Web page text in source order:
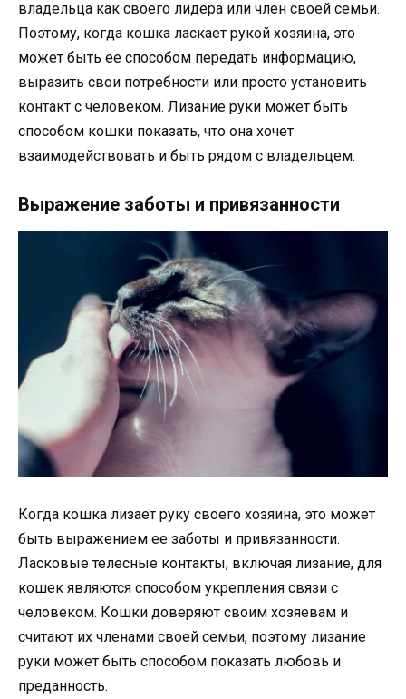
владельца как своего лидера или член своей семьи.
Поэтому, когда кошка ласкает рукой хозяина, это
может быть ее способом передать информацию,
выразить свои потребности или просто установить
контакт с человеком. Лизание руки может быть
способом кошки показать, что она хочет
взаимодействовать и быть рядом с владельцем.
Выражение заботы и привязанности
Когда кошка лизает руку своего хозяина, это может
быть выражением ее заботы и привязанности.
Ласковые телесные контакты, включая лизание, для
кошек являются способом укрепления связи с
человеком. Кошки доверяют своим хозяевам и
считают их членами своей семьи, поэтому лизание
руки может быть способом показать любовь и
преданность.